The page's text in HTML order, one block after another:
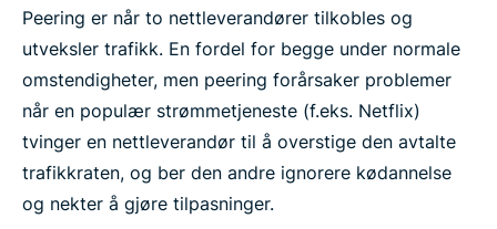
Peering er når to nettleverandører tilkobles og
utveksler trafikk. En fordel for begge under normale
omstendigheter, men peering forårsaker problemer
når en populær strømmetjeneste (f.eks. Netflix)
tvinger en nettleverandør til å overstige den avtalte
trafikkraten, og ber den andre ignorere kødannelse
og nekter å gjøre tilpasninger.